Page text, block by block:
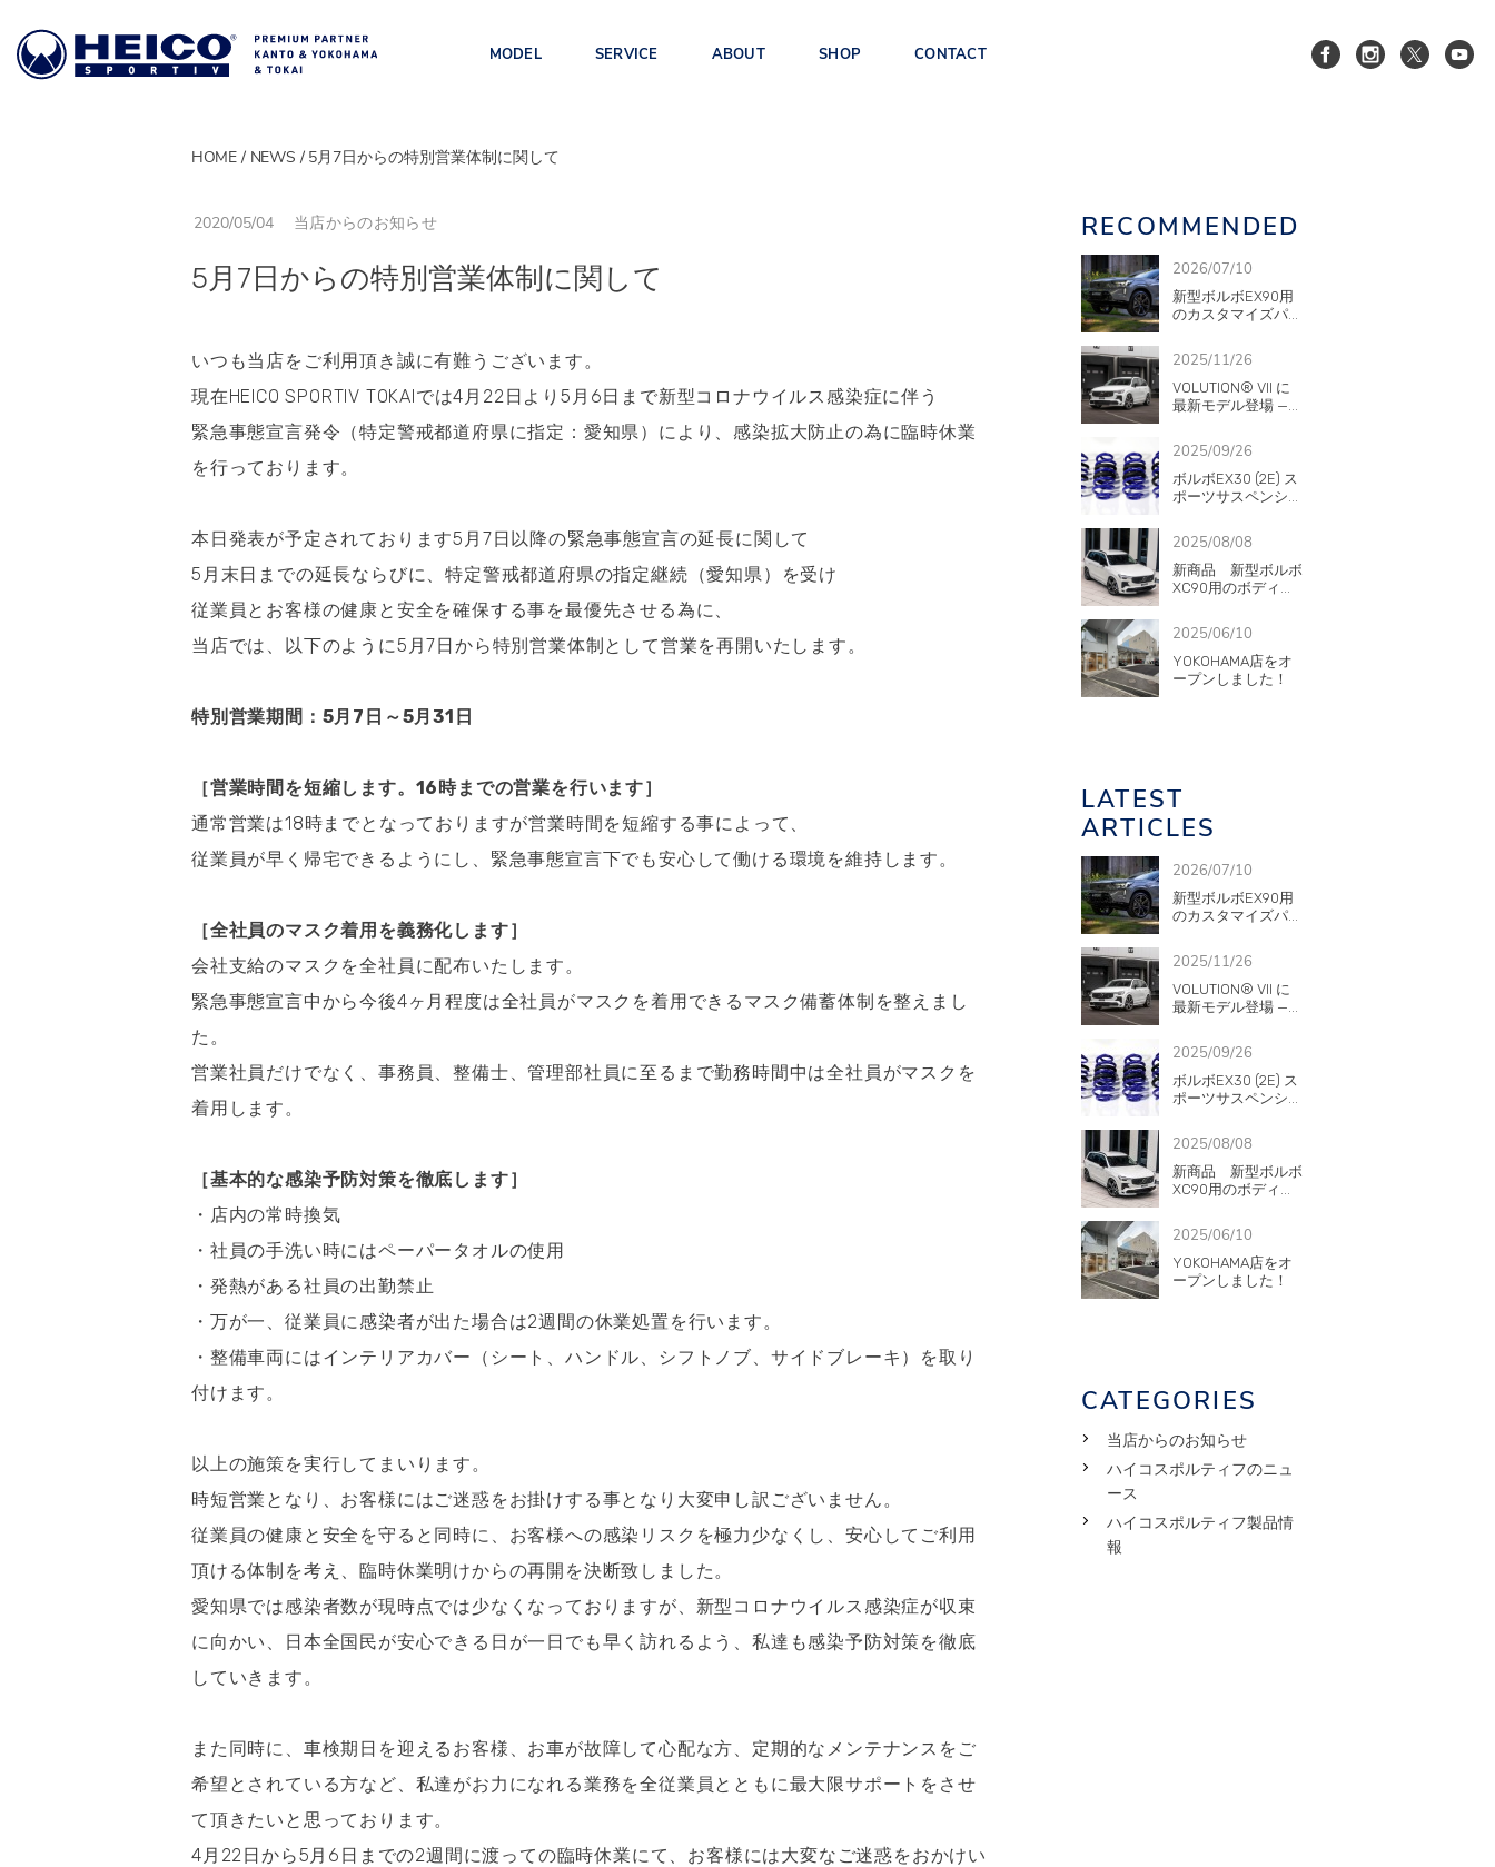
MODEL
モデル一覧
XC90(LB/LD)
XC60(UB/UD) XC40/C40(XB/XE)
S90/V90/
V90CC(PB/PD)
S60/V60/V60CC(
ZB)
S60/V60/
V60CC(FB/FD)
V40/V40CC(MB/
MD)
SERVICE ABOUT SHOP CONTACT
HOME NEWS 5月7日からの特別営業体制に関して
2020/05/04 当店からのお知らせ
5月7日からの特別営業体制に関して
いつも当店をご利用頂き誠に有難うございます。
現在HEICO SPORTIV TOKAIでは4月22日より5月6日まで新型コロナウイルス感染症に伴う
緊急事態宣言発令（特定警戒都道府県に指定：愛知県）により、感染拡大防止の為に臨時休業
を行っております。
本日発表が予定されております5月7日以降の緊急事態宣言の延長に関して
5月末日までの延長ならびに、特定警戒都道府県の指定継続（愛知県）を受け
従業員とお客様の健康と安全を確保する事を最優先させる為に、
当店では、以下のように5月7日から特別営業体制として営業を再開いたします。
特別営業期間：5月7日～5月31日
［営業時間を短縮します。16時までの営業を行います］
通常営業は18時までとなっておりますが営業時間を短縮する事によって、
従業員が早く帰宅できるようにし、緊急事態宣言下でも安心して働ける環境を維持します。
［全社員のマスク着用を義務化します］
会社支給のマスクを全社員に配布いたします。
緊急事態宣言中から今後4ヶ月程度は全社員がマスクを着用できるマスク備蓄体制を整えまし
た。
営業社員だけでなく、事務員、整備士、管理部社員に至るまで勤務時間中は全社員がマスクを
着用します。
［基本的な感染予防対策を徹底します］
・店内の常時換気
・社員の手洗い時にはペーパータオルの使用
・発熱がある社員の出勤禁止
・万が一、従業員に感染者が出た場合は2週間の休業処置を行います。
・整備車両にはインテリアカバー（シート、ハンドル、シフトノブ、サイドブレーキ）を取り
付けます。
以上の施策を実行してまいります。
時短営業となり、お客様にはご迷惑をお掛けする事となり大変申し訳ございません。
従業員の健康と安全を守ると同時に、お客様への感染リスクを極力少なくし、安心してご利用
頂ける体制を考え、臨時休業明けからの再開を決断致しました。
愛知県では感染者数が現時点では少なくなっておりますが、新型コロナウイルス感染症が収束
に向かい、日本全国民が安心できる日が一日でも早く訪れるよう、私達も感染予防対策を徹底
していきます。
また同時に、車検期日を迎えるお客様、お車が故障して心配な方、定期的なメンテナンスをご
希望とされている方など、私達がお力になれる業務を全従業員とともに最大限サポートをさせ
て頂きたいと思っております。
4月22日から5月6日までの2週間に渡っての臨時休業にて、お客様には大変なご迷惑をおかけい
RECOMMENDED
2026/07/10
新型ボルボEX90用
のカスタマイズパ...
2025/11/26
VOLUTION® VII に
最新モデル登場 —...
2025/09/26
ボルボEX30 (2E) ス
ポーツサスペンシ...
2025/08/08
新商品 新型ボルボ
XC90用のボディ...
2025/06/10
YOKOHAMA店をオ
ープンしました！
LATEST
ARTICLES
2026/07/10
新型ボルボEX90用
のカスタマイズパ...
2025/11/26
VOLUTION® VII に
最新モデル登場 —...
2025/09/26
ボルボEX30 (2E) ス
ポーツサスペンシ...
2025/08/08
新商品 新型ボルボ
XC90用のボディ...
2025/06/10
YOKOHAMA店をオ
ープンしました！
CATEGORIES
当店からのお知らせ
ハイコスポルティフのニュ
ース
ハイコスポルティフ製品情
報